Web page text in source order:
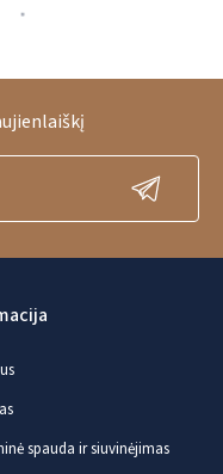
spauda ir siuvinėjimas